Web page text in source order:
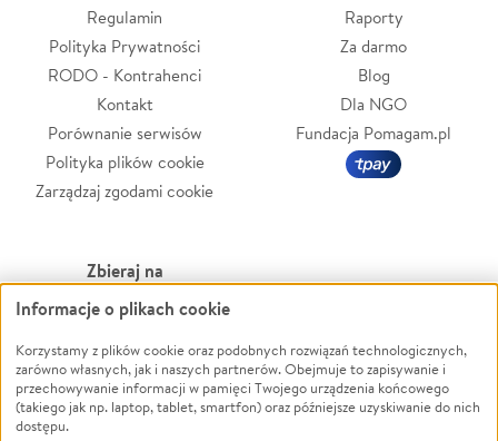
Regulamin
Polityka Prywatności
RODO - Kontrahenci
Kontakt
Porównanie serwisów
Polityka plików cookie
Zarządzaj zgodami cookie
Raporty
Za darmo
Blog
Dla NGO
Fundacja Pomagam.pl
Zbieraj na
Leczenie
Zwierzęta
Pożar
Ukraina
Powódź
Wichura
NGO
Informacje o plikach cookie
Korzystamy z plików cookie oraz podobnych rozwiązań technologicznych,
zarówno własnych, jak i naszych partnerów. Obejmuje to zapisywanie i
przechowywanie informacji w pamięci Twojego urządzenia końcowego
(takiego jak np. laptop, tablet, smartfon) oraz późniejsze uzyskiwanie do nich
dostępu.